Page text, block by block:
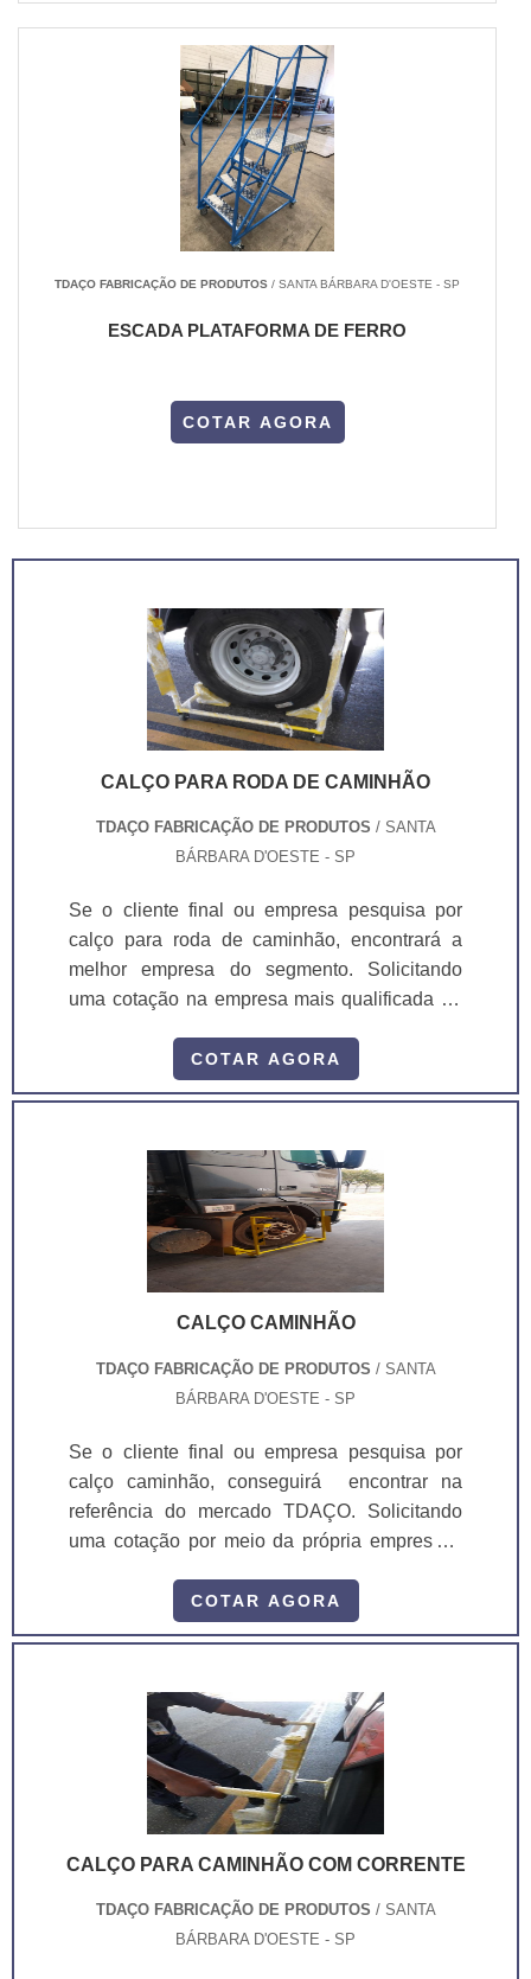
TDAÇO FABRICAÇÃO DE PRODUTOS / SANTA BÁRBARA D'OESTE - SP
ESCADA PLATAFORMA DE FERRO
COTAR AGORA
CALÇO PARA RODA DE CAMINHÃO
TDAÇO FABRICAÇÃO DE PRODUTOS / SANTA
BÁRBARA D'OESTE - SP
Se o cliente final ou empresa pesquisa por
calço para roda de caminhão, encontrará a
melhor empresa do segmento. Solicitando
uma cotação na empresa mais qualificada do
qualidade e preço justo em um só
lugar.Quando o desejo é por calço para roda
especializados da TDAÇO o cliente poderá
encontrar qualidade e comprometimento com
seus produtos.MAIS DETALHES
INTERESSANTE...
COTAR AGORA
CALÇO CAMINHÃO
TDAÇO FABRICAÇÃO DE PRODUTOS / SANTA
BÁRBARA D'OESTE - SP
Se o cliente final ou empresa pesquisa por
calço caminhão, conseguirá encontrar na
referência do mercado TDAÇO. Solicitando
uma cotação por meio da própria empresa e
qualidade.MAIS INFORMAÇÕES
RELEVANTES SOBRE CALÇO
caminhão em uma empresa inovadora no
setor de expositores e ferramentas, se depara
com a TDAÇO, que é uma mpresa
especializada em rmp 1602 - rampa expos...
COTAR AGORA
CALÇO PARA CAMINHÃO COM CORRENTE
TDAÇO FABRICAÇÃO DE PRODUTOS / SANTA
BÁRBARA D'OESTE - SP